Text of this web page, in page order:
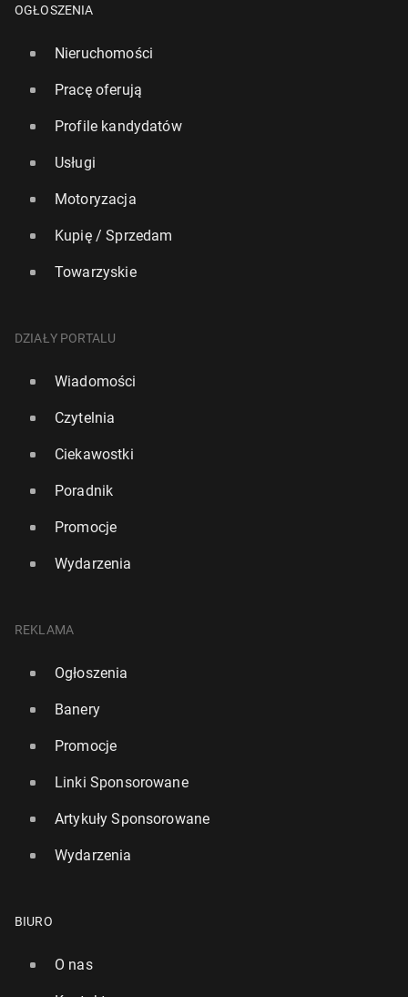
OGŁOSZENIA
Nieruchomości
Pracę oferują
Profile kandydatów
Usługi
Motoryzacja
Kupię / Sprzedam
Towarzyskie
DZIAŁY PORTALU
Wiadomości
Czytelnia
Ciekawostki
Poradnik
Promocje
Wydarzenia
REKLAMA
Ogłoszenia
Banery
Promocje
Linki Sponsorowane
Artykuły Sponsorowane
Wydarzenia
BIURO
O nas